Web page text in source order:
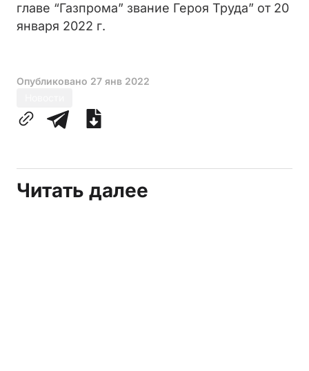
главе “Газпрома” звание Героя Труда” от 20
января 2022 г.
Опубликовано 27 янв 2022
Читать далее